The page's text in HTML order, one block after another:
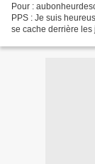
Pour :
PPS : Je suis
se cache derrière les